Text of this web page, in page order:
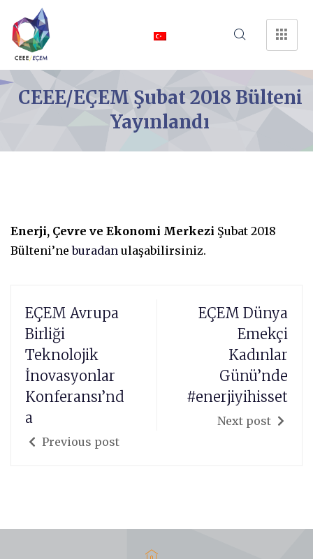
CEEE/EÇEM Şubat 2018 Bülteni
Yayınlandı
Enerji, Çevre ve Ekonomi Merkezi Şubat 2018
Bülteni’neburadan ulaşabilirsiniz.
EÇEM Avrupa
Birliği
Teknolojik
İnovasyonlar
Konferansı’nd
a
Previous post
EÇEM Dünya
Emekçi
Kadınlar
Günü’nde
#enerjiyihisset
Next post